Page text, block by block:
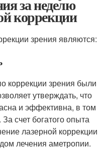
за неделю
коррекции
зрения являются:
коррекции зрения были
утверждать, что
и эффективна, в том
счет богатого опыта
лазерной коррекции
лечения аметропии.